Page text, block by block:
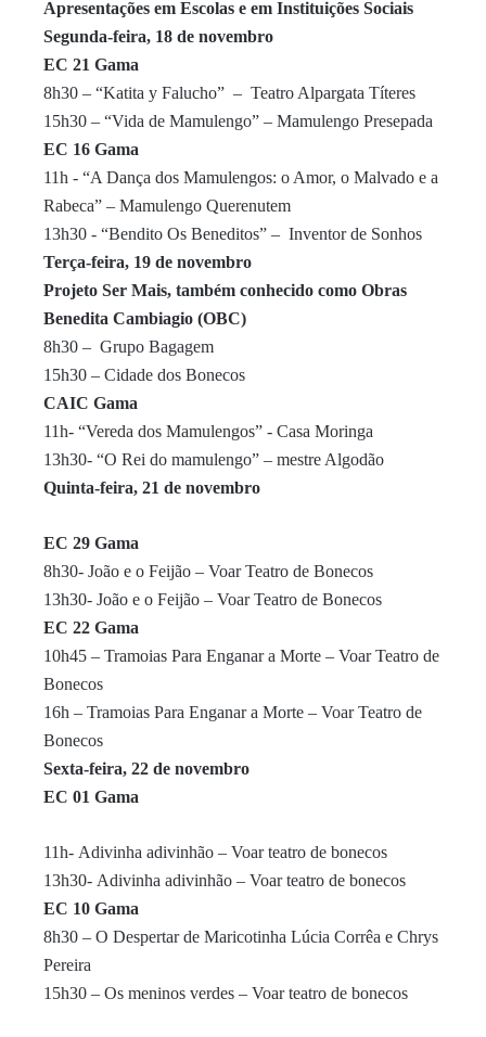
Apresentações em Escolas e em Instituições Sociais
Segunda-feira, 18 de novembro
EC 21 Gama
8h30 – “Katita y Falucho” – Teatro Alpargata Títeres
15h30 – “Vida de Mamulengo” – Mamulengo Presepada
EC 16 Gama
11h - “A Dança dos Mamulengos: o Amor, o Malvado e a
Rabeca” – Mamulengo Querenutem
13h30 - “Bendito Os Beneditos” – Inventor de Sonhos
Terça-feira, 19 de novembro
Projeto Ser Mais, também conhecido como Obras
Benedita Cambiagio (OBC)
8h30 – Grupo Bagagem
15h30 – Cidade dos Bonecos
CAIC Gama
11h- “Vereda dos Mamulengos” - Casa Moringa
13h30- “O Rei do mamulengo” – mestre Algodão
Quinta-feira, 21 de novembro
EC 29 Gama
8h30- João e o Feijão – Voar Teatro de Bonecos
13h30- João e o Feijão – Voar Teatro de Bonecos
EC 22 Gama
10h45 – Tramoias Para Enganar a Morte – Voar Teatro de
Bonecos
16h – Tramoias Para Enganar a Morte – Voar Teatro de
Bonecos
Sexta-feira, 22 de novembro
EC 01 Gama
11h- Adivinha adivinhão – Voar teatro de bonecos
13h30- Adivinha adivinhão – Voar teatro de bonecos
EC 10 Gama
8h30 – O Despertar de Maricotinha Lúcia Corrêa e Chrys
Pereira
15h30 – Os meninos verdes – Voar teatro de bonecos